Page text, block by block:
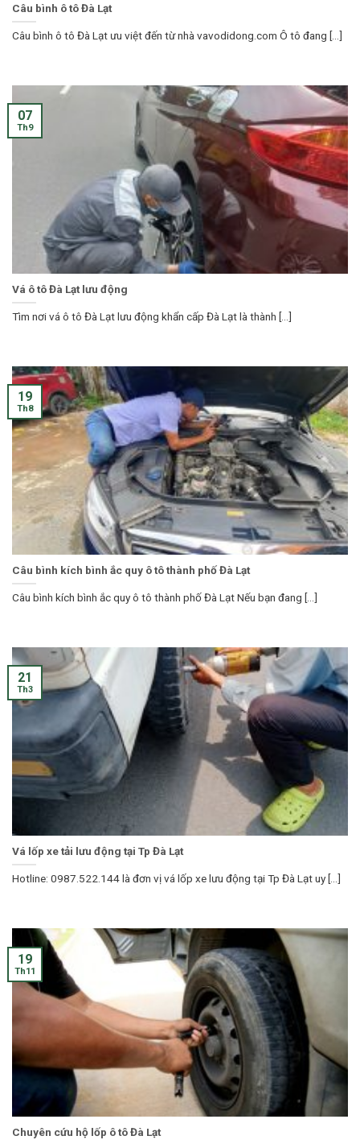
Câu bình ô tô Đà Lạt
Câu bình ô tô Đà Lạt ưu việt đến từ nhà vavodidong.com Ô tô đang [...]
Vá ô tô Đà Lạt lưu động
Tìm nơi vá ô tô Đà Lạt lưu động khẩn cấp Đà Lạt là thành [...]
07
Th9
Câu bình kích bình ắc quy ô tô thành phố Đà Lạt
Câu bình kích bình ắc quy ô tô thành phố Đà Lạt Nếu bạn đang [...]
19
Th8
Vá lốp xe tải lưu động tại Tp Đà Lạt
Hotline: 0987.522.144 là đơn vị vá lốp xe lưu động tại Tp Đà Lạt uy [...]
21
Th3
Chuyên cứu hộ lốp ô tô Đà Lạt
19
Th11